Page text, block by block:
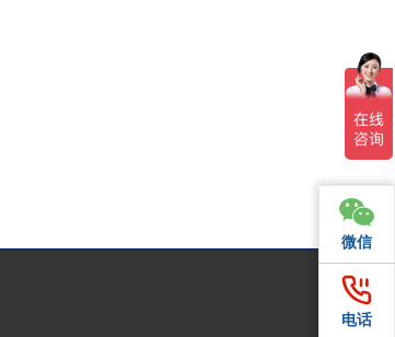
，第33届俄罗斯国际美容美发展（
微信
电话
微信
电话